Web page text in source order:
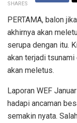
SHARES
PERTAMA, balon
akhirnya akan
serupa dengan itu.
akan terjadi
akan meletus.
Laporan WEF
hadapi ancaman
semakin nyata.